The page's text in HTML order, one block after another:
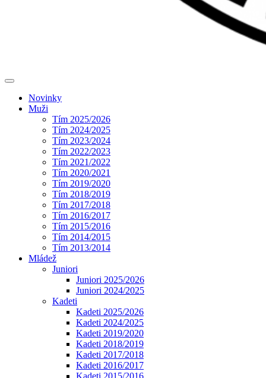
Novinky
Muži
Tím 2025/2026
Tím 2024/2025
Tím 2023/2024
Tím 2022/2023
Tím 2021/2022
Tím 2020/2021
Tím 2019/2020
Tím 2018/2019
Tím 2017/2018
Tím 2016/2017
Tím 2015/2016
Tím 2014/2015
Tím 2013/2014
Mládež
Juniori
Juniori 2025/2026
Juniori 2024/2025
Kadeti
Kadeti 2025/2026
Kadeti 2024/2025
Kadeti 2019/2020
Kadeti 2018/2019
Kadeti 2017/2018
Kadeti 2016/2017
Kadeti 2015/2016